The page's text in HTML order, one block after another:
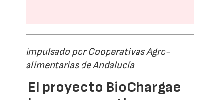
Impulsado por Cooperativas Agro-
alimentarias de Andalucía
El proyecto BioChargae